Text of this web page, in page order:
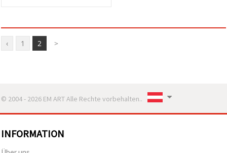
‹ 1 2 >
© 2004 - 2026 EM ART Alle Rechte vorbehalten..
INFORMATION